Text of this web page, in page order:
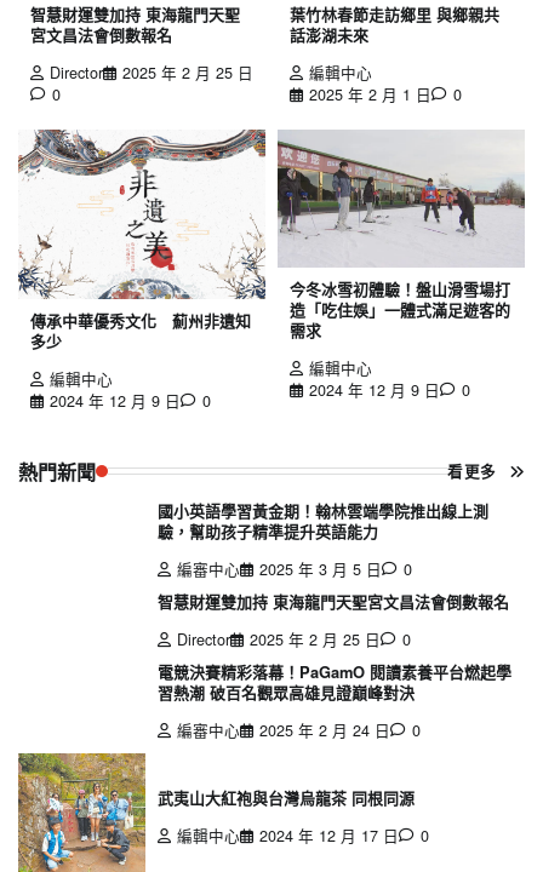
智慧財運雙加持 東海龍門天聖
宮文昌法會倒數報名
Director
2025 年 2 月 25 日
0
葉竹林春節走訪鄉里 與鄉親共
話澎湖未來
編輯中心
2025 年 2 月 1 日
0
傳承中華優秀文化 薊州非遺知
多少
編輯中心
2024 年 12 月 9 日
0
今冬冰雪初體驗！盤山滑雪場打
造「吃住娛」一體式滿足遊客的
需求
編輯中心
2024 年 12 月 9 日
0
熱門新聞 看更多
國小英語學習黃金期！翰林雲端學院推出線上測
驗，幫助孩子精準提升英語能力
編審中心
2025 年 3 月 5 日
0
智慧財運雙加持 東海龍門天聖宮文昌法會倒數報名
Director
2025 年 2 月 25 日
0
電競決賽精彩落幕！PaGamO 閱讀素養平台燃起學
習熱潮 破百名觀眾高雄見證巔峰對決
編審中心
2025 年 2 月 24 日 0
武夷山大紅袍與台灣烏龍茶 同根同源
編輯中心
2024 年 12 月 17 日 0